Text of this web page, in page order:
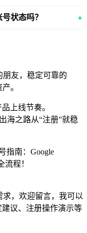
状态吗？ ▲
友，稳定可靠的
。
上线节奏。
海之路从“注册”就稳
，欢迎留言，我可以
议、注册操作演示等